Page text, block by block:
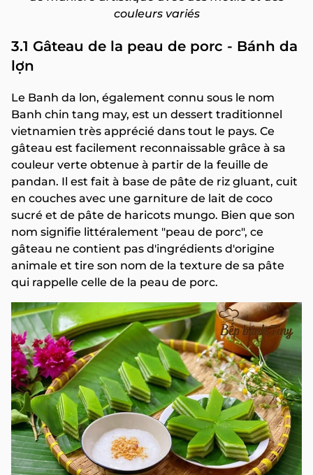
couleurs variés
3.1 Gâteau de la peau de porc - Bánh da
lợn
Le Banh da lon, également connu sous le nom
Banh chin tang may, est un dessert traditionnel
vietnamien très apprécié dans tout le pays. Ce
gâteau est facilement reconnaissable grâce à sa
couleur verte obtenue à partir de la feuille de
pandan. Il est fait à base de pâte de riz gluant, cuit
en couches avec une garniture de lait de coco
sucré et de pâte de haricots mungo. Bien que son
nom signifie littéralement "peau de porc", ce
gâteau ne contient pas d'ingrédients d'origine
animale et tire son nom de la texture de sa pâte
qui rappelle celle de la peau de porc.